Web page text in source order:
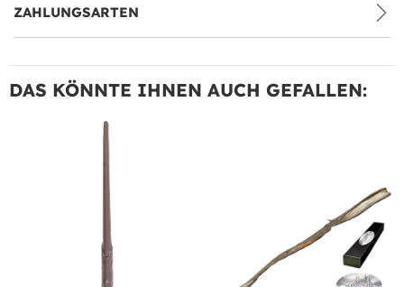
ZAHLUNGSARTEN
DAS KÖNNTE IHNEN AUCH GEFALLEN: